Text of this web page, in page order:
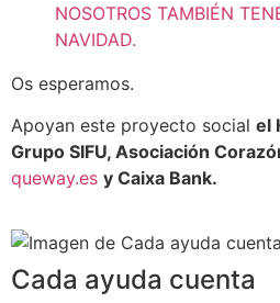
NOSOTROS TAMBIÉN
NAVIDAD.
Os esperamos.
Apoyan este proyecto social el
Grupo SIFU, Asociación
queway.es y Caixa Bank.
Cada ayuda cuenta